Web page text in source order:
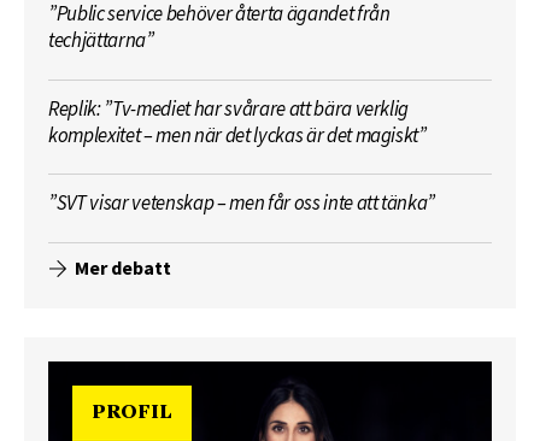
”Public service behöver återta ägandet från
techjättarna”
Replik: ”Tv-mediet har svårare att bära verklig
komplexitet – men när det lyckas är det magiskt”
”SVT visar vetenskap – men får oss inte att tänka”
Mer debatt
PROFIL